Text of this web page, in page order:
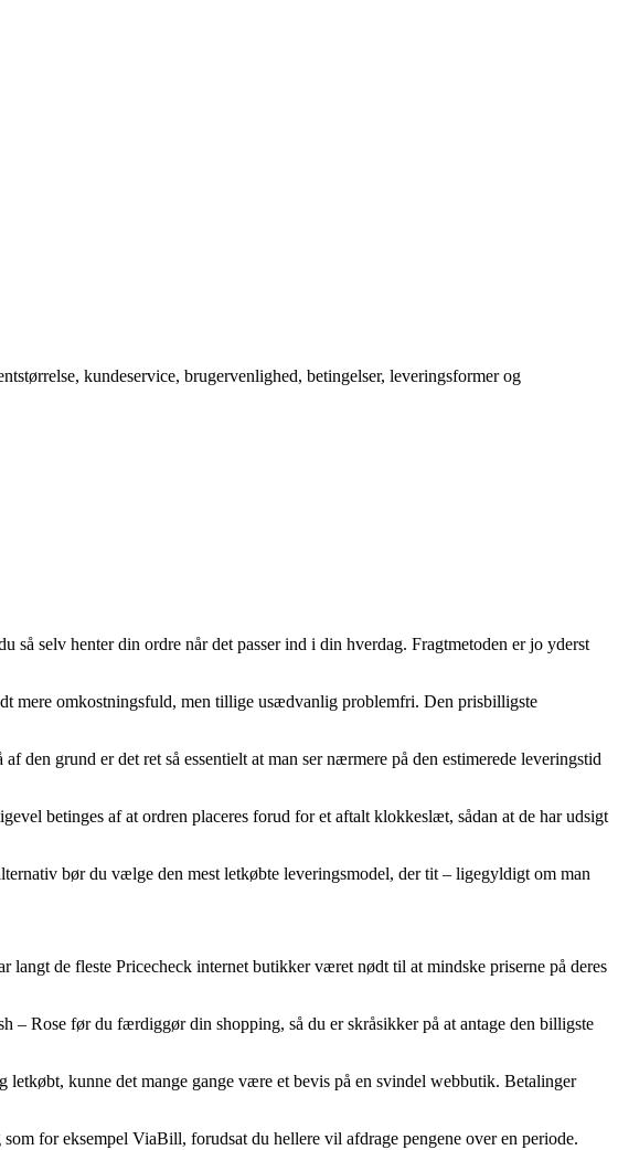
kundeservice, brugervenlighed, betingelser, leveringsformer og
selv henter din ordre når det passer ind i din hverdag. Fragtmetoden er jo yderst
mere omkostningsfuld, men tillige usædvanlig problemfri. Den prisbilligste
grund er det ret så essentielt at man ser nærmere på den estimerede leveringstid
betinges af at ordren placeres forud for et aftalt klokkeslæt, sådan at de har udsigt
bør du vælge den mest letkøbte leveringsmodel, der tit – ligegyldigt om man
de fleste Pricecheck internet butikker været nødt til at mindske priserne på deres
– Rose før du færdiggør din shopping, så du er skråsikker på at antage den billigste
kunne det mange gange være et bevis på en svindel webbutik. Betalinger
for eksempel ViaBill, forudsat du hellere vil afdrage pengene over en periode.